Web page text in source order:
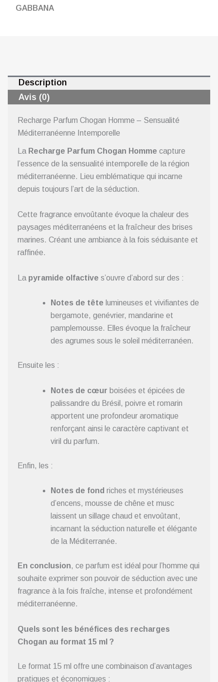
GABBANA
Description
Avis (0)
Recharge Parfum Chogan Homme – Sensualité
Méditerranéenne Intemporelle
La Recharge Parfum Chogan Homme capture
l’essence de la sensualité intemporelle de la région
méditerranéenne. Lieu emblématique qui incarne
depuis toujours l’art de la séduction.
Cette fragrance envoûtante évoque la chaleur des
paysages méditerranéens et la fraîcheur des brises
marines. Créant une ambiance à la fois séduisante et
raffinée.
La pyramide olfactive s’ouvre d’abord sur des :
Notes de tête lumineuses et vivifiantes de
bergamote, genévrier, mandarine et
pamplemousse. Elles évoque la fraîcheur
des agrumes sous le soleil méditerranéen.
Ensuite les :
Notes de cœur boisées et épicées de
palissandre du Brésil, poivre et romarin
apportent une profondeur aromatique
renforçant ainsi le caractère captivant et
viril du parfum.
Enfin, les :
Notes de fond riches et mystérieuses
d’encens, mousse de chêne et musc
laissent un sillage chaud et envoûtant,
incarnant la séduction naturelle et élégante
de la Méditerranée.
En conclusion, ce parfum est idéal pour l’homme qui
souhaite exprimer son pouvoir de séduction avec une
fragrance à la fois fraîche, intense et profondément
méditerranéenne.
Quels sont les bénéfices des recharges
Chogan au format 15 ml ?
Le format 15 ml offre une combinaison d’avantages
pratiques et économiques :